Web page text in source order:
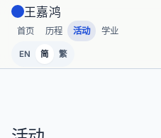
王嘉鸿
首页 历程 活动 学业
EN 简 繁